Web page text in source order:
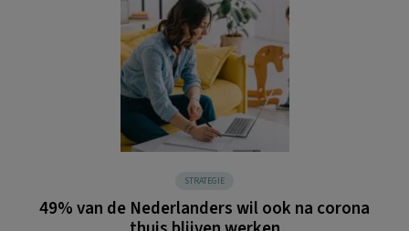
STRATEGIE
49% van de Nederlanders wil ook na corona